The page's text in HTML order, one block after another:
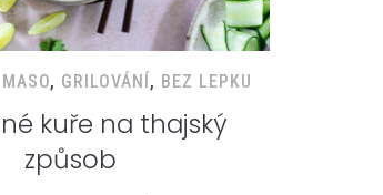
MASO, GRILOVÁNÍ, BEZ LEPKU
kuře na thajský
způsob